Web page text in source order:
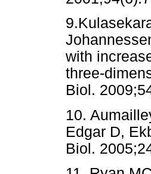
with
three-
Biol.
10.
Edgar D,
Biol.